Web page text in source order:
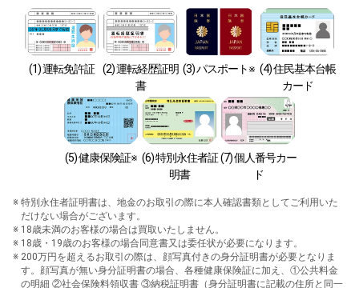
(1) 運転免許証
(2) 運転経歴証明
書
(3) パスポート※ (4) 住民基本台帳
カード
(5) 健康保険証※ (6) 特別永住者証
明書
(7) 個人番号カー
ド
特別永住者証明書は、地金のお取引の際に本人確認書類としてご利用いた
だけない場合がございます。
18歳未満のお客様の場合は買取いたしません。
18歳・19歳のお客様の場合同意書又は委任状が必要になります。
200万円を超えるお取引の際は、顔写真付きの身分証明書が必要となりま
す。顔写真が無い身分証明書の場合、各種健康保険証に加え、①公共料金
の明細 ②社会保険料領収書 ③納税証明書（身分証明書に記載の住所と同一